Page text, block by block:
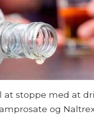
stoppe med at
og